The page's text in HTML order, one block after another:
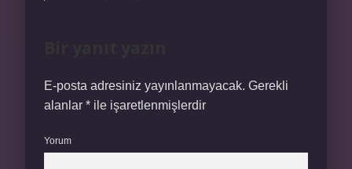
E-posta adresiniz yayınlanmayacak. Gerekli
alanlar * ile işaretlenmişlerdir
Yorum